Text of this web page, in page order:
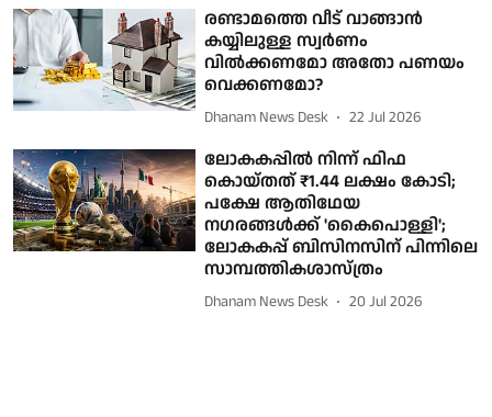
രണ്ടാമത്തെ വീട് വാങ്ങാൻ
കയ്യിലുള്ള സ്വർണം
വിൽക്കണമോ അതോ പണയം
വെക്കണമോ?
Dhanam News Desk 22 Jul 2026
ലോകകപ്പില്‍ നിന്ന് ഫിഫ
കൊയ്തത് ₹1.44 ലക്ഷം കോടി;
പക്ഷേ ആതിഥേയ
നഗരങ്ങള്‍ക്ക് 'കൈപൊള്ളി';
ലോകകപ്പ് ബിസിനസിന് പിന്നിലെ
സാമ്പത്തികശാസ്ത്രം
Dhanam News Desk 20 Jul 2026